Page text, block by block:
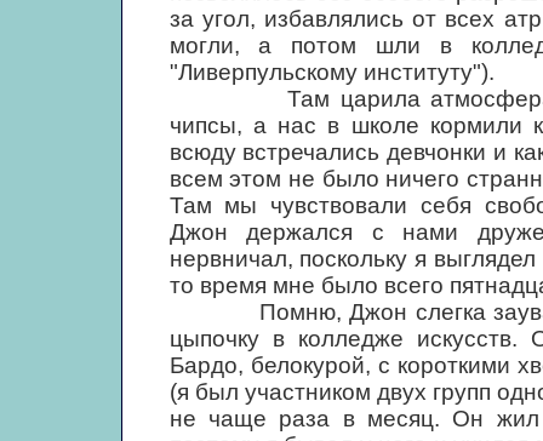
за угол, избавлялись от всех
могли, а потом шли в
"Ливерпульскому институту").
Там царила атмосфера
чипсы, а нас в школе кормили
всюду встречались девчонки и
всем этом не было ничего
Там мы чувствовали себя
Джон держался с нами
нервничал, поскольку я
то время мне было всего
Помню, Джон слегка
цыпочку в колледже
Бардо, белокурой, с короткими
(я был участником двух групп
не чаще раза в месяц. Он жил